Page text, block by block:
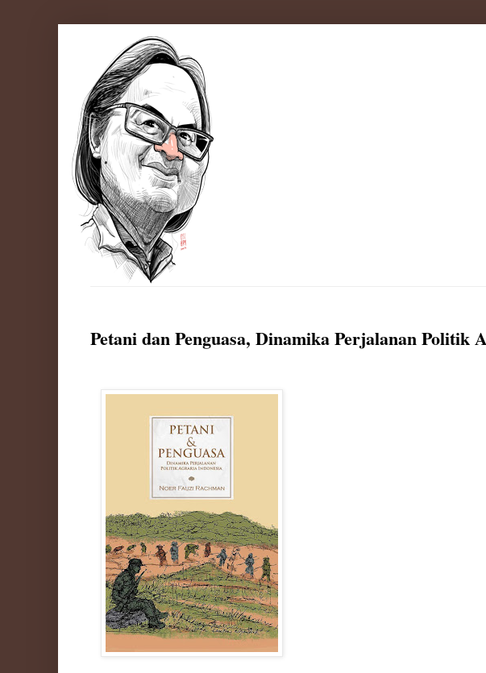
Petani dan Penguasa, Dinamika Perjalanan Politik